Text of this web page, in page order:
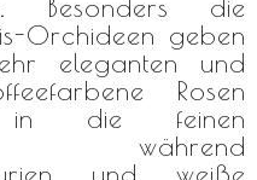
Besonders die
Orchideen geben
eleganten und
Rosen
in die feinen
während